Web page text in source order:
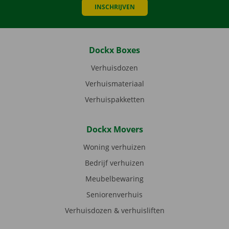
INSCHRIJVEN
Dockx Boxes
Verhuisdozen
Verhuismateriaal
Verhuispakketten
Dockx Movers
Woning verhuizen
Bedrijf verhuizen
Meubelbewaring
Seniorenverhuis
Verhuisdozen & verhuisliften